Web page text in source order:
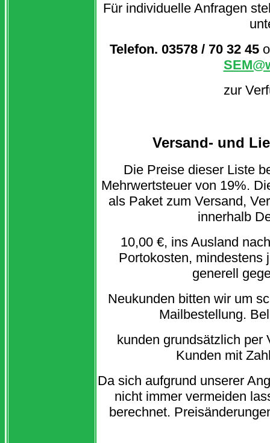
Für individuelle Anfragen
Telefon. 03578 / 70 32 45
zur
Versand- und
Die Preise dieser Liste
Mehrwertsteuer von 19%.
als Paket zum Versand,
innerhalb
10,00 €, ins Ausland
Portokosten, mindestens
generell
Neukunden bitten wir um
Mailbestellung.
kunden grundsätzlich per
Kunden mit
Da sich aufgrund unserer
nicht immer vermeiden
berechnet.